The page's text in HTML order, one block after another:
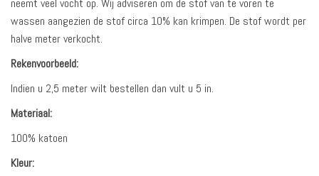
neemt veel vocht op. Wij adviseren om de stof van te voren te
wassen aangezien de stof circa 10% kan krimpen. De stof wordt per
halve meter verkocht.
Rekenvoorbeeld:
Indien u 2,5 meter wilt bestellen dan vult u 5 in.
Materiaal:
100% katoen
Kleur: